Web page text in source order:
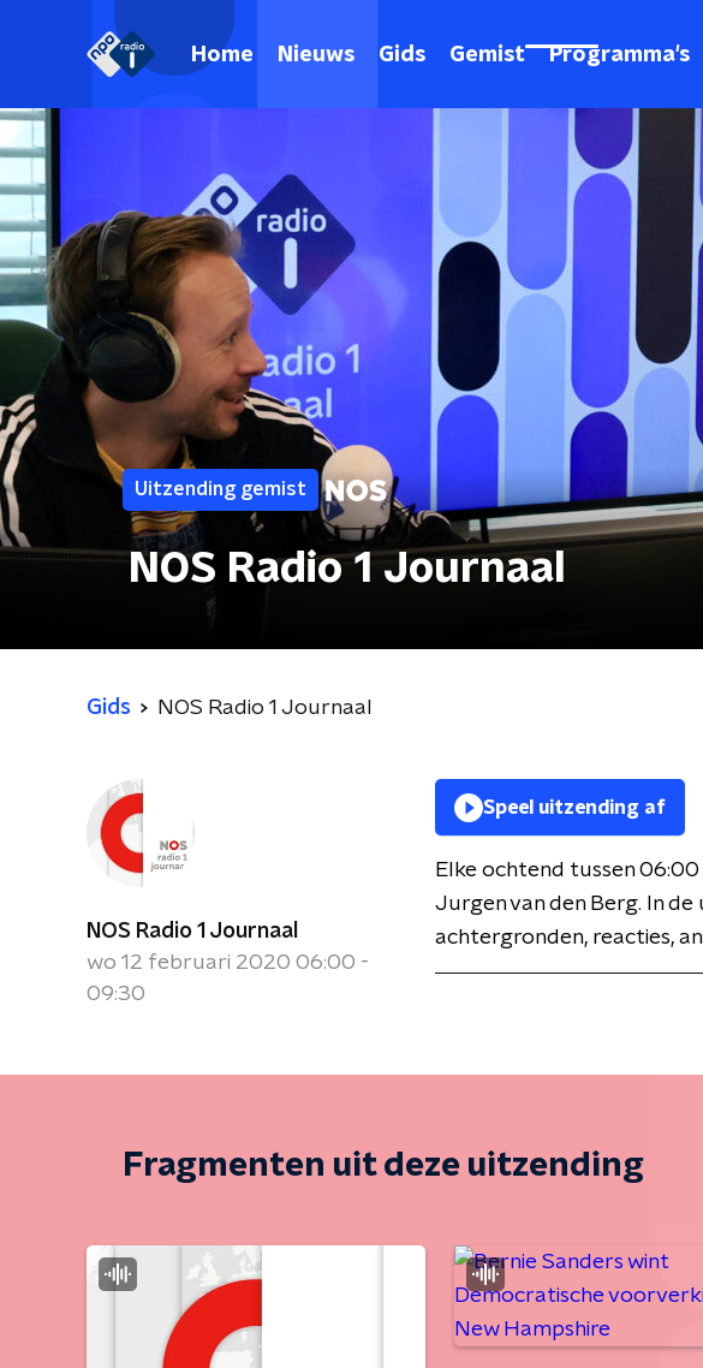
Home Nieuws Gids Gemist Programma's
Uitzending gemist
NOS Radio 1 Journaal
Gids NOS Radio 1 Journaal
NOS Radio 1 Journaal
wo 12 februari 2020 06:00 -
09:30
Speel uitzending af
Elke ochtend tussen
Jurgen van den Berg. In
achtergronden, reacties,
Fragmenten uit deze uitzending